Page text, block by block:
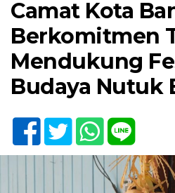
Camat Kota
Berkomitmen
Mendukung
Budaya Nutuk